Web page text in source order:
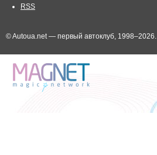
RSS
© Autoua.net — первый автоклуб, 1998–2026.